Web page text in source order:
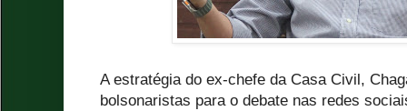
A estratégia do ex-chefe da Casa Civil,
bolsonaristas para o debate nas redes